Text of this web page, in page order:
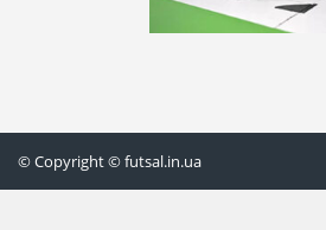
© Copyright © futsal.in.ua